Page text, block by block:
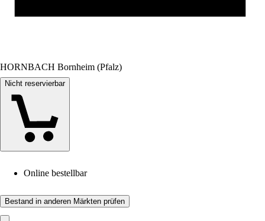
HORNBACH Bornheim (Pfalz)
Nicht reservierbar
Online bestellbar
Bestand in anderen Märkten prüfen